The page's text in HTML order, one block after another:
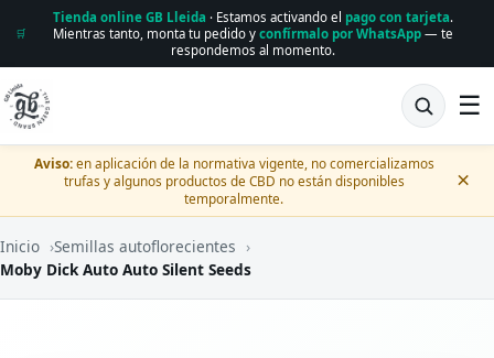
🛒
Tienda online GB Lleida · Estamos activando el pago con tarjeta.
Mientras tanto, monta tu pedido y confírmalo por WhatsApp— te
respondemos al momento.
☰
Aviso:en aplicación de la normativa vigente, no comercializamos
trufas y algunos productos de CBD no están disponibles
temporalmente.
×
Inicio ›Semillas autoflorecientes ›
Moby Dick Auto Auto Silent Seeds